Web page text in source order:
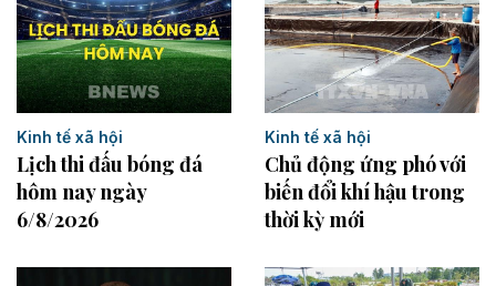
Kinh tế xã hội
Lịch thi đấu bóng đá
hôm nay ngày
6/8/2026
Kinh tế xã hội
Chủ động ứng phó với
biến đổi khí hậu trong
thời kỳ mới